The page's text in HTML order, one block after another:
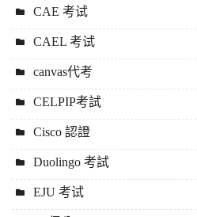
CAE 考试
CAEL 考试
canvas代考
CELPIP考試
Cisco 認證
Duolingo 考試
EJU 考试